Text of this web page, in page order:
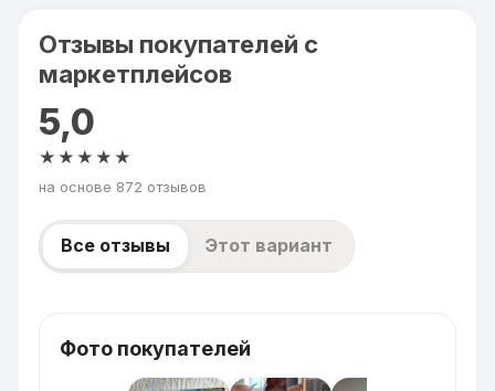
Отзывы покупателей с
маркетплейсов
5,0
★★★★★
на основе 872 отзывов
Все отзывы Этот вариант
Фото покупателей